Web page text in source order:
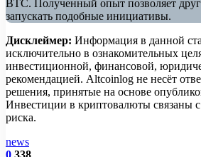
BTC. Полученный опыт позволяет
запускать подобные инициативы.
Дисклеймер: Информация в данной
исключительно в ознакомительных
инвестиционной, финансовой,
рекомендацией. Altcoinlog не несёт
решения, принятые на основе
Инвестиции в криптовалюты связаны
риска.
news